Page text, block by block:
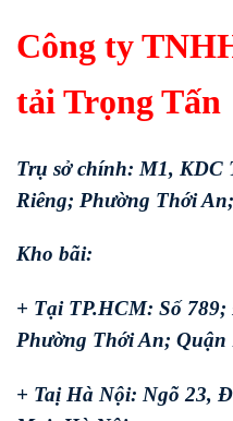
Công ty
tải Trọng Tấn
Trụ sở chính: M1,
Riêng; Phường Thới
Kho bãi:
+ Tại TP.HCM: Số
Phường Thới An; Quận
+ Taị Hà Nội: Ngõ 23,